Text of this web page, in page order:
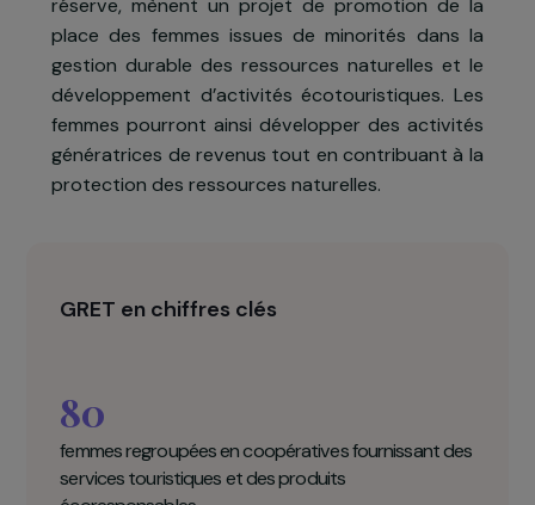
cultivent et n’ont que très peu accès
l’éducation et à l’emploi.
Afin de répondre à cette situation, leGret
partenariat avec le Conseil de gestion de
réserve, mènent un projet de promotion de
femmes pourront ainsi développer des